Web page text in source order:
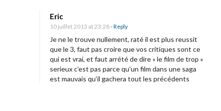
Eric
10 juillet 2013 at 23:28- Reply
Je ne le trouve nullement, raté il est plus reussit
que le 3, faut pas croire que vos critiques sont ce
qui est vrai, et faut arrété de dire « le film de trop »
serieux c’est pas parce qu’un film dans une saga
est mauvais qu’il gachera tout les précédents